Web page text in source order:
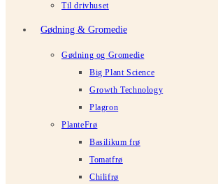
Til drivhuset
Gødning & Gromedie
Gødning og Gromedie
Big Plant Science
Growth Technology
Plagron
PlanteFrø
Basilikum frø
Tomatfrø
Chilifrø